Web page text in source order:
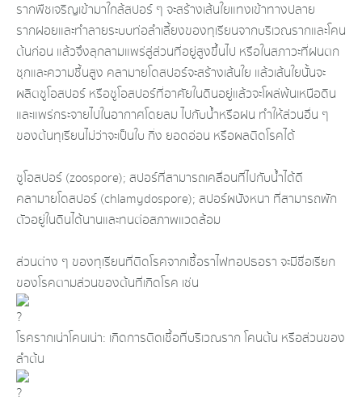
รากพืชเจริญเข้ามาใกล้สปอร์ ๆ จะสร้างเส้นใยแทงเข้าทางปลาย
รากฝอยและทำลายระบบท่อลำเลี้ยงของทุเรียนจากบริเวณรากและโคน
ต้นก่อน แล้วจึงลุกลามแพร่สู่ส่วนที่อยู่สูงขึ้นไป หรือในสภาวะที่ฝนตก
ชุกและความชื้นสูง คลามายโดสปอร์จะสร้างเส้นใย แล้วเส้นใยนั้นจะ
ผลิตซูโอสปอร์ หรือซูโอสปอร์ที่อาศัยในดินอยู่แล้วจะโผล่พ้นเหนือดิน
และแพร่กระจายไปในอากาศโดยลม ไปกับน้ำหรือฝน ทำให้ส่วนอื่น ๆ
ของต้นทุเรียนไม่ว่าจะเป็นใบ กิ่ง ยอดอ่อน หรือผลติดโรคได้
ซูโอสปอร์ (zoospore); สปอร์ที่สามารถเคลื่อนที่ไปกับน้ำได้ดี
คลามายโดสปอร์ (chlamydospore); สปอร์ผนังหนา ที่สามารถพัก
ตัวอยู่ในดินได้นานและทนต่อสภาพแวดล้อม
ส่วนต่าง ๆ ของทุเรียนที่ติดโรคจากเชื้อราไฟทอปธอรา จะมีชื่อเรียก
ของโรคตามส่วนของต้นที่เกิดโรค เช่น
โรครากเน่าโคนเน่า: เกิดการติดเชื้อที่บริเวณราก โคนต้น หรือส่วนของ
ลำต้น